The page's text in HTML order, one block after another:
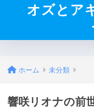
オズとア
ホーム 未分類
響咲リオナの前